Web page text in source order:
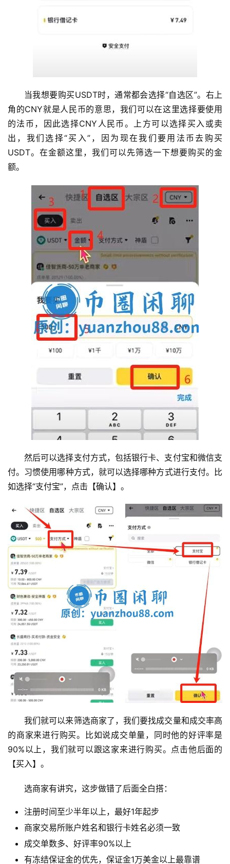
当我想要购买USDT时，通常都会选择“自选区”。右上
角的CNY就是人民币的意思，我们可以在这里选择要使用
的法币，因此选择CNY人民币。上方可以选择买入或卖
出，我们选择“买入”，因为现在我们要用法币去购买
USDT。在金额这里，我们可以先筛选一下想要购买的金
额。
然后可以选择支付方式，包括银行卡、支付宝和微信支
付。习惯使用哪种方式，就可以选择哪种方式进行支付。比
如选择“支付宝”，点击【确认】。
我们就可以来筛选商家了，我们要找成交量和成交率高
的商家来进行购买。比如说成交单量，同时他的好评率是
90%以上，我们就可以跟这家来进行购买。点击他后面的
【买入】。
选商家有讲究，这步做错了后面全白搭：
注册时间至少半年以上，最好1年起步
商家交易所账户姓名和银行卡姓名必须一致
成交单数多、好评率90%以上
有冻结保证金的优先，保证金1万美金以上最靠谱